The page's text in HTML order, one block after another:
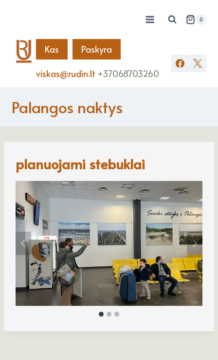
0
Kas Paskyra
viskas@rudin.lt +37068703260
Palangos naktys
planuojami stebuklai